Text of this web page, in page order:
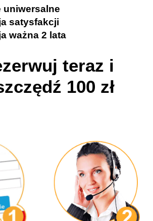
uniwersalne
satysfakcji
ważna 2 lata
teraz i
100 zł